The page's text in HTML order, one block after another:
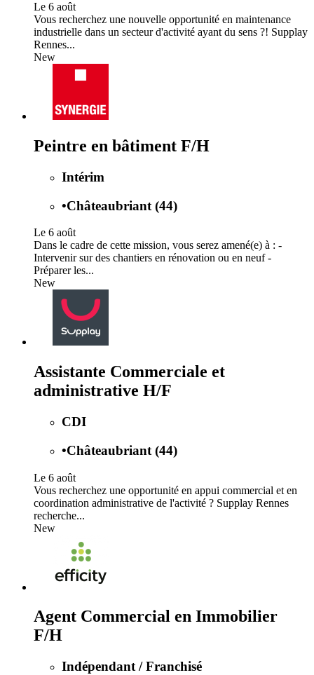
Le 6 août
Vous recherchez une nouvelle opportunité en maintenance
industrielle dans un secteur d'activité ayant du sens ?! Supplay
Rennes...
New
Peintre en bâtiment F/H
Intérim
•Châteaubriant (44)
Le 6 août
Dans le cadre de cette mission, vous serez amené(e) à : -
Intervenir sur des chantiers en rénovation ou en neuf -
Préparer les...
New
Assistante Commerciale et
administrative H/F
CDI
•Châteaubriant (44)
Le 6 août
Vous recherchez une opportunité en appui commercial et en
coordination administrative de l'activité ? Supplay Rennes
recherche...
New
Agent Commercial en Immobilier
F/H
Indépendant / Franchisé